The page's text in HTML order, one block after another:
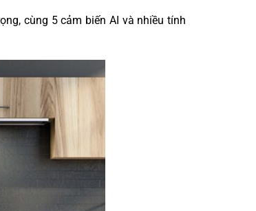
cùng 5 cảm biến AI và nhiều tính